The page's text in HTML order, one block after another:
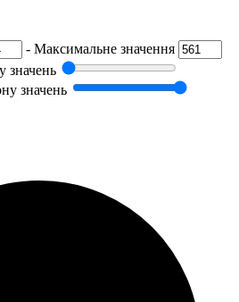
- Максимальне значення
значень
значень